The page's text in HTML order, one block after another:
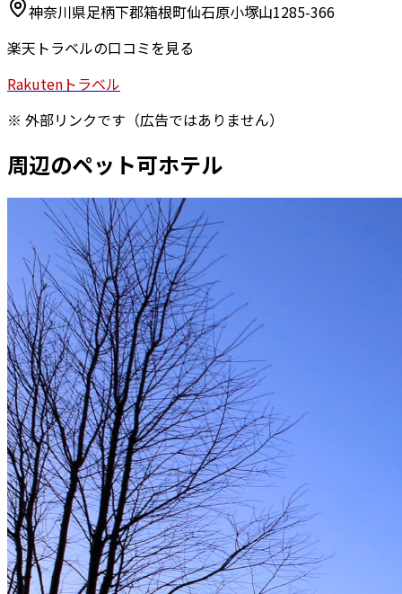
神奈川県足柄下郡箱根町仙石原小塚山1285-366
楽天トラベルの口コミを見る
Rakuten トラベル
※ 外部リンクです（広告ではありません）
周辺のペット可ホテル